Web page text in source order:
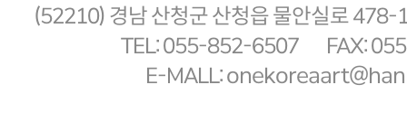
(52210) 경남 산청군 산청읍 물안실로 478-
TEL: 055-852-6507
FAX:
E-MALL: